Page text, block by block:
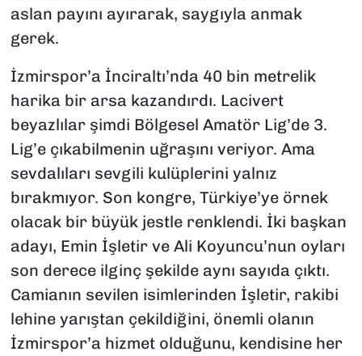
aslan payını ayırarak, saygıyla anmak
gerek.
İzmirspor’a İnciraltı’nda 40 bin metrelik
harika bir arsa kazandırdı. Lacivert
beyazlılar şimdi Bölgesel Amatör Lig’de 3.
Lig’e çıkabilmenin uğraşını veriyor. Ama
sevdalıları sevgili kulüplerini yalnız
bırakmıyor. Son kongre, Türkiye’ye örnek
olacak bir büyük jestle renklendi. İki başkan
adayı, Emin İşletir ve Ali Koyuncu’nun oyları
son derece ilginç şekilde aynı sayıda çıktı.
Camianın sevilen isimlerinden İşletir, rakibi
lehine yarıştan çekildiğini, önemli olanın
İzmirspor’a hizmet olduğunu, kendisine her